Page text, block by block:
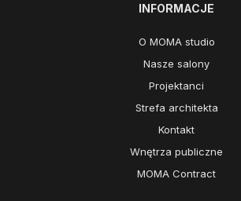
INFORMACJE
O MOMA studio
Nasze salony
Projektanci
Strefa architekta
Kontakt
Wnętrza publiczne
MOMA Contract